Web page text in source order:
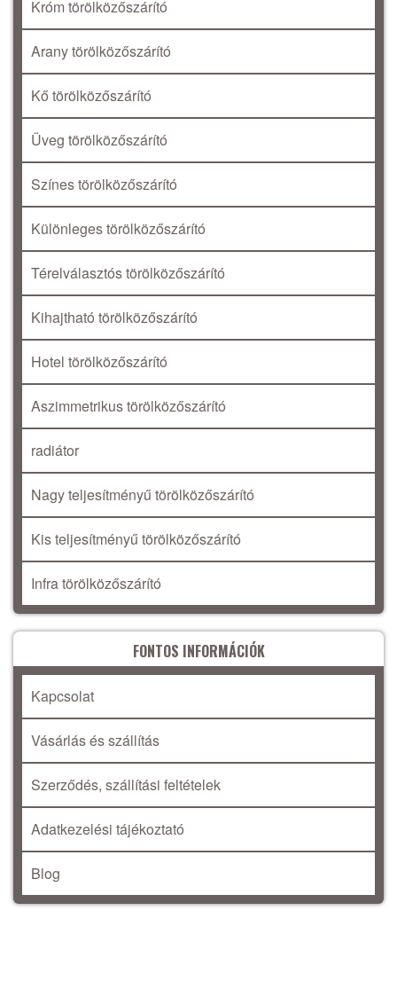
Króm törölközőszárító
Arany törölközőszárító
Kő törölközőszárító
Üveg törölközőszárító
Színes törölközőszárító
Különleges törölközőszárító
Térelválasztós törölközőszárító
Kihajtható törölközőszárító
Hotel törölközőszárító
Aszimmetrikus törölközőszárító
radiátor
Nagy teljesítményű törölközőszárító
Kis teljesítményű törölközőszárító
Infra törölközőszárító
FONTOS INFORMÁCIÓK
Kapcsolat
Vásárlás és szállítás
Szerződés, szállítási feltételek
Adatkezelési tájékoztató
Blog